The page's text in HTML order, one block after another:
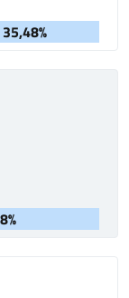
35,48%